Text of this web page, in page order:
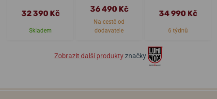
32 390 Kč
Skladem
36 490 Kč
Na cestě od
dodavatele
34 990 Kč
6 týdnů
Zobrazit další produktyznačky